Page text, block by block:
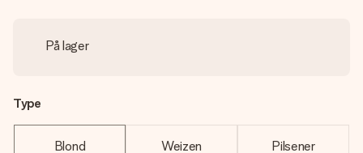
På lager
Type
Blond Weizen Pilsener